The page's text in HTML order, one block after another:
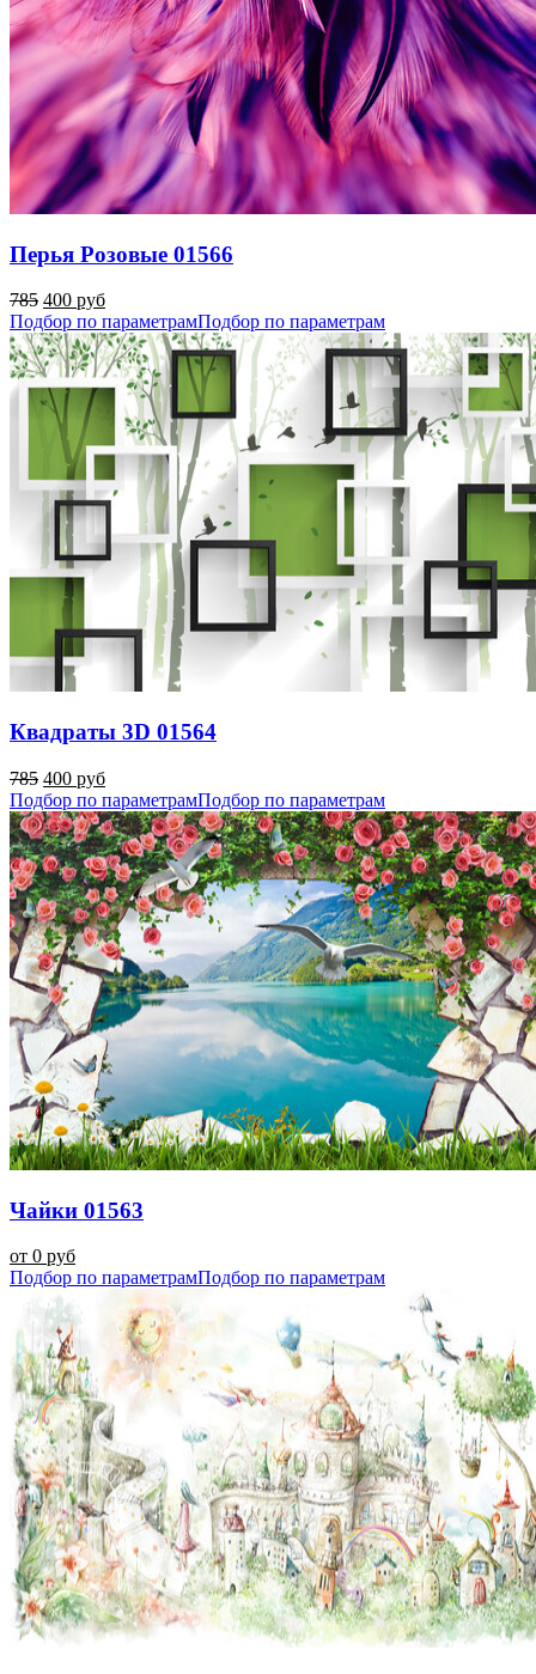
Перья Розовые 01566
785 400 руб
Подбор по параметрамПодбор по параметрам
Квадраты 3D 01564
785 400 руб
Подбор по параметрамПодбор по параметрам
Чайки 01563
от 0 руб
Подбор по параметрамПодбор по параметрам